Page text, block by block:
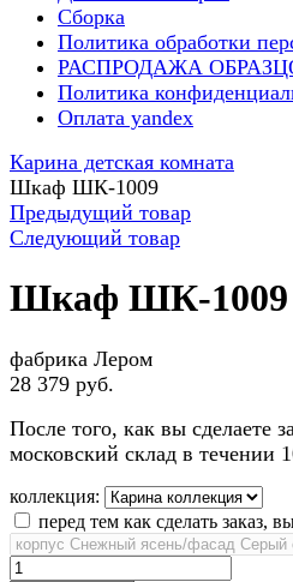
Сборка
Политика обработки
РАСПРОДАЖА
Политика
Оплата yandex
Карина детская комната
Шкаф ШК-1009
Предыдущий товар
Следующий товар
Шкаф ШК-1009
фабрика Лером
28 379 руб.
После того, как вы сделаете
московский склад в течении
коллекция:
перед тем как сделать заказ,